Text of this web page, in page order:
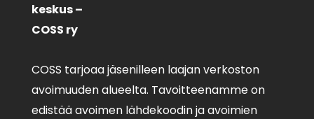
keskus –
COSS ry
COSS tarjoaa jäsenilleen laajan verkoston
avoimuuden alueelta. Tavoitteenamme on
edistää avoimen lähdekoodin ja avoimien